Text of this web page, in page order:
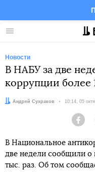
Меню
Новости
В НАБУ за две
коррупции более
Автор:
Андрей Сухраков Дата:
10:14, 05
В Национальное
две недели сообщили о
тыс. раз. Об том